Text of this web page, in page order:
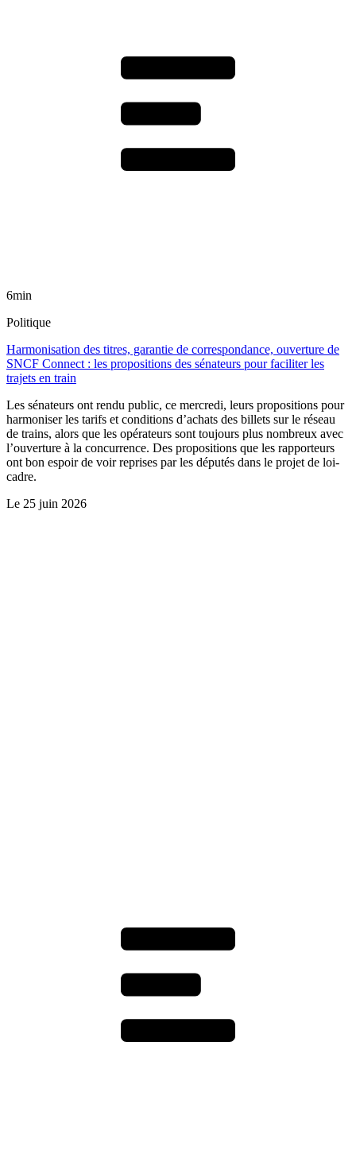
6min
Politique
Harmonisation des titres, garantie de correspondance, ouverture de
SNCF Connect : les propositions des sénateurs pour faciliter les
trajets en train
Les sénateurs ont rendu public, ce mercredi, leurs propositions pour
harmoniser les tarifs et conditions d’achats des billets sur le réseau
de trains, alors que les opérateurs sont toujours plus nombreux avec
l’ouverture à la concurrence. Des propositions que les rapporteurs
ont bon espoir de voir reprises par les députés dans le projet de loi-
cadre.
Le 25 juin 2026